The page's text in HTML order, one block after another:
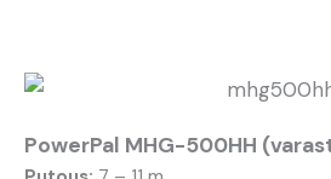
PowerPal MHG-500HH